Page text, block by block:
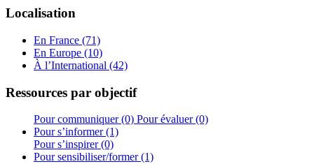
Localisation
En France (71)
En Europe (10)
À l’International (42)
Ressources par objectif
Pour communiquer (0) Pour évaluer (0)
Pour s’informer (1)
Pour s’inspirer (0)
Pour sensibiliser/former (1)